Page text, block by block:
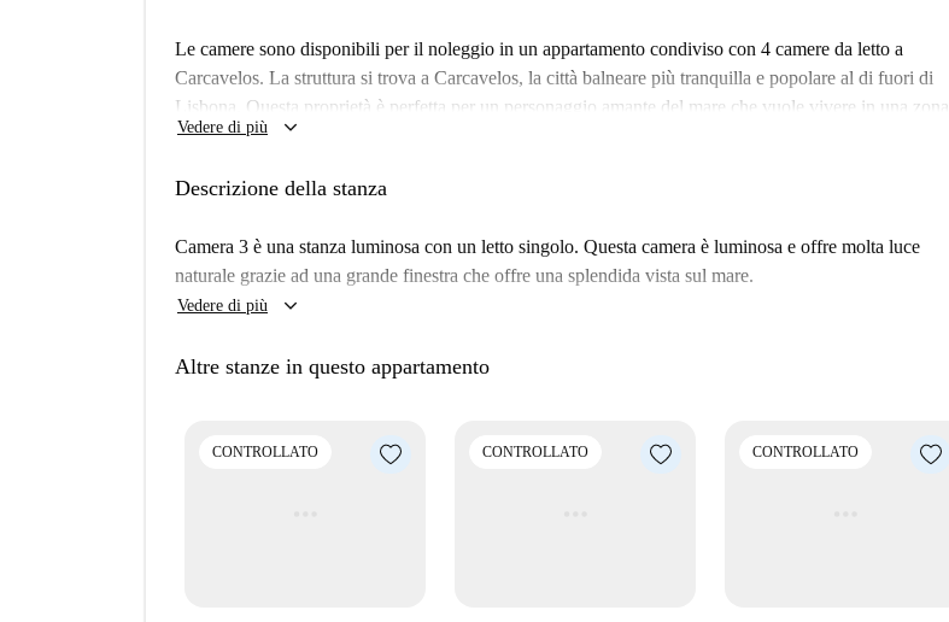
Le camere sono disponibili per il noleggio in un appartamento condiviso con 4 camere da letto a
Carcavelos. La struttura si trova a Carcavelos, la città balneare più tranquilla e popolare al di fuori di
Lisbona. Questa proprietà è perfetta per un personaggio amante del mare che vuole vivere in una zona
tranquilla vicino alla spiaggia. La spiaggia è a soli 20 minuti a piedi dalla struttura, quindi puoi
perfetto per chi cerca di vivere fuori città con l'auto.
La struttura in sé è modernamente decorata con pareti bianche e arredi moderni, quindi puoi davvero
rendere questo posto come tuo quando ti muovi. La cucina è spaziosa e completamente attrezzata con
un sacco di spazio, elettrodomestici e utensili che sono l'ideale per la vita in comune . C'è anche un
Vedere di più keyboard_arrow_down
Descrizione della stanza
Camera 3 è una stanza luminosa con un letto singolo. Questa camera è luminosa e offre molta luce
naturale grazie ad una grande finestra che offre una splendida vista sul mare.
Vedere di più keyboard_arrow_down
Altre stanze in questo appartamento
CONTROLLATO CONTROLLATO CONTROLLATO